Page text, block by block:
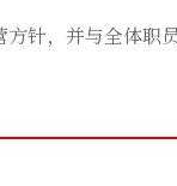
针，并与全体职